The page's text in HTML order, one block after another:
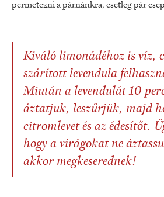
permetezni a párnánkra, esetleg pár
Kiváló limonádéhoz is víz,
szárított levendula
Miután a levendulát 10
áztatjuk, leszűrjük, majd
citromlevet és az édesítőt.
hogy a virágokat ne
akkor megkeserednek!